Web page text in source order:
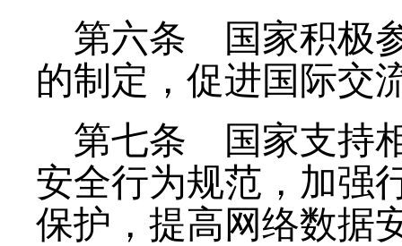
第六条 国家积极
的制定，促进国际交
第七条 国家支持
安全行为规范，加强
保护，提高网络数据